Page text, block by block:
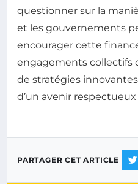
questionner sur la
et les gouvernements
encourager cette
engagements collectifs
de stratégies
d’un avenir
PARTAGER CET ARTICLE